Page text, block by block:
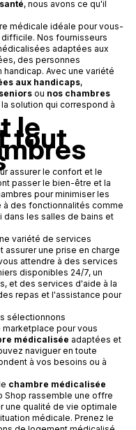
, nous avons ce qu'il
médicale idéale pour vous-
Nos fournisseurs
adaptées aux
des personnes
Avec une variété
aux handicaps,
ou nos chambres
solution qui correspond à
le
tout
assurer le confort et le
passer le bien-être et la
pour minimiser les
des fonctionnalités comme
dans les salles de bains et
variété de services
une prise en charge
attendre à des services
disponibles 24/7, un
et des services d'aide à la
repas et l'assistance pour
sélectionnons
pour vous
médicalisée adaptées et
naviguer en toute
à vos besoins ou à
chambre médicalisée
Shop rassemble une offre
une qualité de vie optimale
médicale. Prenez le